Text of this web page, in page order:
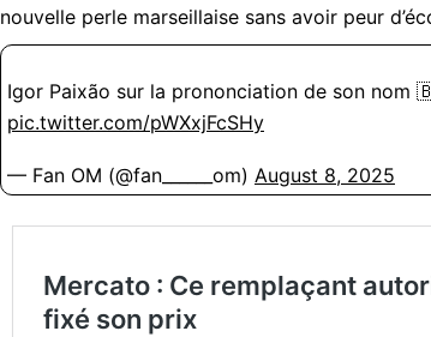
nouvelle perle marseillaise sans avoir peur
Igor Paixão sur la prononciation de son nom
pic.twitter.com/pWXxjFcSHy
— Fan OM (@fan______om) August 8, 2025
Mercato : Ce remplaçant
fixé son prix